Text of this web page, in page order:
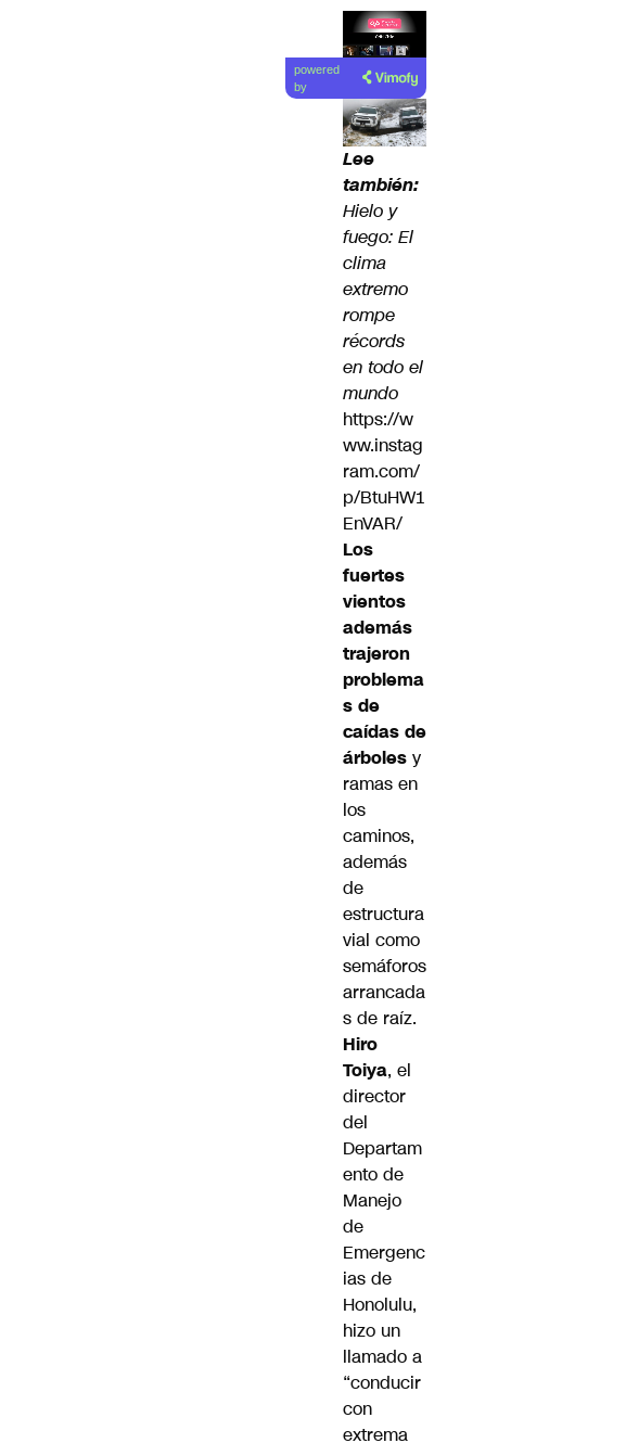
Lea el
artículo
powered
by
Lee
también:
Hielo y
fuego: El
clima
extremo
rompe
récords
en todo el
mundo
https://w
ww.instag
ram.com/
p/BtuHW1
EnVAR/
Los
fuertes
vientos
además
trajeron
problema
s de
caídas de
árboles y
ramas en
los
caminos,
además
de
estructura
vial como
semáforos
arrancada
s de raíz.
Hiro
Toiya, el
director
del
Departam
ento de
Manejo
de
Emergenc
ias de
Honolulu,
hizo un
llamado a
“conducir
con
extrema